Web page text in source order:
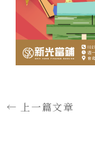
← 上一篇文章